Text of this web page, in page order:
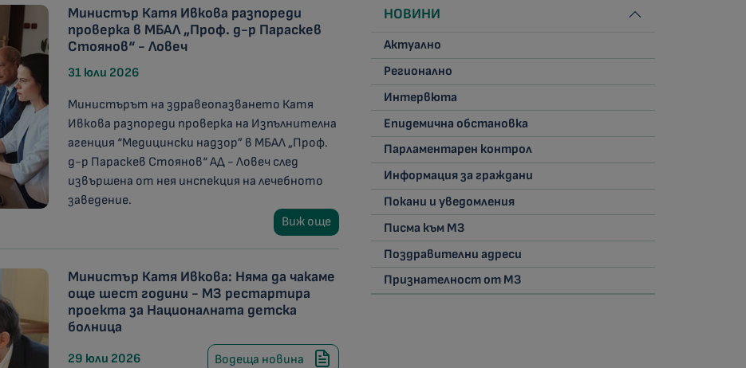
Министър Катя Ивкова разпореди
проверка в МБАЛ „Проф. д-р Параскев
Стоянов“ - Ловеч
31 юли 2026
Министърът на здравеопазването Катя
Ивкова разпореди проверка на Изпълнителна
агенция “Медицински надзор” в МБАЛ „Проф.
д-р Параскев Стоянов“ АД - Ловеч след
извършена от нея инспекция на лечебното
заведение.
Виж още
Министър Катя Ивкова: Няма да чакаме
още шест години - МЗ рестартира
проекта за Националната детска
болница
29 юли 2026 Водеща новина
НОВИНИ
Актуално
Регионално
Интервюта
Епидемична обстановка
Парламентарен контрол
Информация за граждани
Покани и уведомления
Писма към МЗ
Поздравителни адреси
Признателност от МЗ